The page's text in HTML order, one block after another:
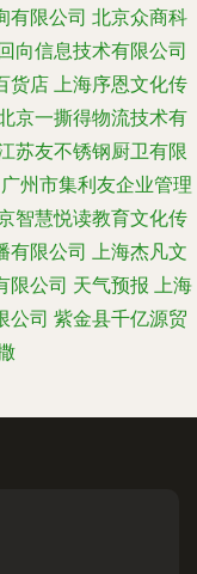
有限公司 北京众商科
向信息技术有限公司
货店 上海序恩文化传
京一撕得物流技术有
苏友不锈钢厨卫有限
广州市集利友企业管理
智慧悦读教育文化传
有限公司 上海杰凡文
限公司 天气预报 上海
公司 紫金县千亿源贸